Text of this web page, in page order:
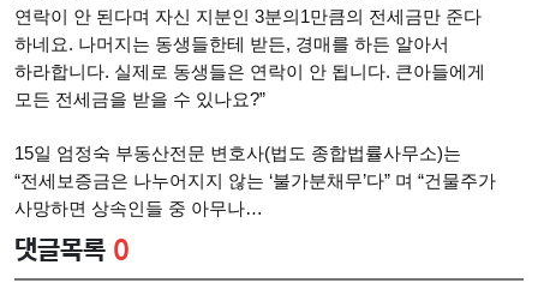
연락이 안 된다며 자신 지분인 3분의1만큼의 전세금만 준다
하네요. 나머지는 동생들한테 받든, 경매를 하든 알아서
하라합니다. 실제로 동생들은 연락이 안 됩니다. 큰아들에게
모든 전세금을 받을 수 있나요?”
15일 엄정숙 부동산전문 변호사(법도 종합법률사무소)는
“전세보증금은 나누어지지 않는 ‘불가분채무’다” 며 “건물주가
사망하면 상속인들 중 아무나…
댓글목록 0